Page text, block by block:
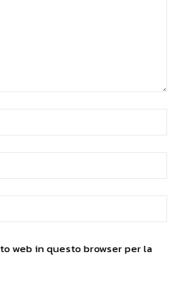
web in questo browser per la